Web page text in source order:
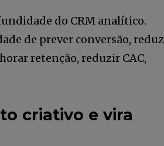
do CRM analítico.
de prever conversão,
retenção, reduzir CAC,
criativo e vira